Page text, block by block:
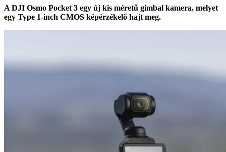
A DJI Osmo Pocket 3 egy új kis méretű gimbal kamera, melyet
egy Type 1-inch CMOS képérzékelő hajt meg.